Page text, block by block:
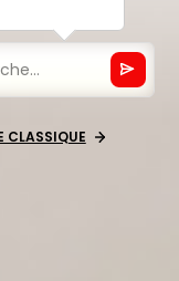
CLASSIQUE